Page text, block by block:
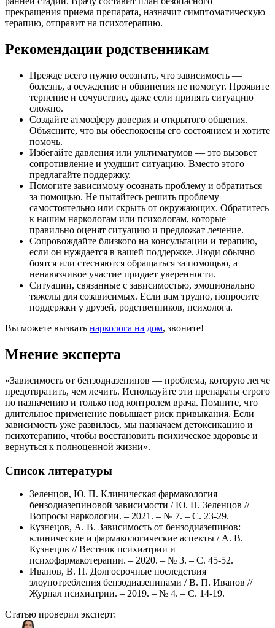
прекращения приема препарата, назначит симптоматическую
терапию, отправит на психотерапию.
Рекомендации родственникам
Прежде всего нужно осознать, что зависимость —
болезнь, а осуждение и обвинения не помогут. Проявите
терпение и сочувствие, даже если принять ситуацию
сложно.
Создайте атмосферу доверия и открытого общения.
Объясните, что вы обеспокоены его состоянием и хотите
помочь.
Избегайте давления или ультиматумов — это вызовет
сопротивление и ухудшит ситуацию. Вместо этого
предлагайте поддержку.
Помогите зависимому осознать проблему и обратиться
за помощью. Не пытайтесь решить проблему
самостоятельно или скрыть от окружающих. Обратитесь
к нашим наркологам или психологам, которые
правильно оценят ситуацию и предложат лечение.
Сопровождайте близкого на консультации и терапию,
если он нуждается в вашей поддержке. Люди обычно
боятся или стесняются обращаться за помощью, а
ненавязчивое участие придает уверенности.
Ситуации, связанные с зависимостью, эмоционально
тяжелы для созависимых. Если вам трудно, попросите
поддержки у друзей, родственников, психолога.
Вы можете вызвать нарколога на дом, звоните!
Мнение эксперта
«Зависимость от бензодиазепинов — проблема, которую легче
предотвратить, чем лечить. Используйте эти препараты строго
по назначению и только под контролем врача. Помните, что
длительное применение повышает риск привыкания. Если
зависимость уже развилась, мы назначаем детоксикацию и
психотерапию, чтобы восстановить психическое здоровье и
вернуться к полноценной жизни».
Список литературы
Зеленцов, Ю. П. Клиническая фармакология
бензодиазепиновой зависимости / Ю. П. Зеленцов //
Вопросы наркологии. – 2021. – № 7. – С. 23-29.
Кузнецов, А. В. Зависимость от бензодиазепинов:
клинические и фармакологические аспекты / А. В.
Кузнецов // Вестник психиатрии и
психофармакотерапии. – 2020. – № 3. – С. 45-52.
Иванов, В. П. Долгосрочные последствия
злоупотребления бензодиазепинами / В. П. Иванов //
Журнал психиатрии. – 2019. – № 4. – С. 14-19.
Статью проверил эксперт: